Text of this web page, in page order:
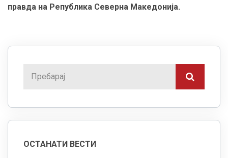
правда на Република Северна Македонија.
ОСТАНАТИ ВЕСТИ